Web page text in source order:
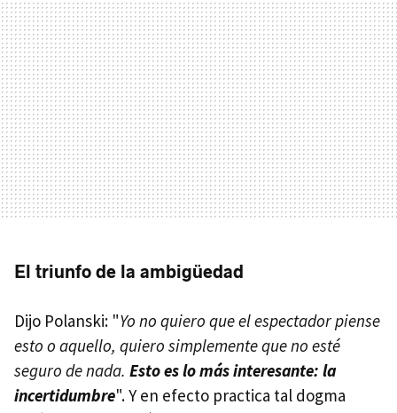
El triunfo de la ambigüedad
Dijo Polanski: "Yo no quiero que el espectador piense
esto o aquello, quiero simplemente que no esté
seguro de nada. Esto es lo más interesante: la
incertidumbre". Y en efecto practica tal dogma